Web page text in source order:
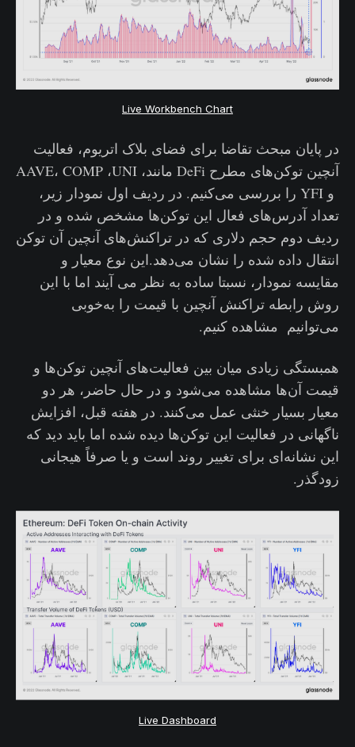
Live Workbench Chart
در پایان مبحث تقاضا برای فضای بلاک اتریوم، فعالیت
آنچین توکن‌های مطرح DeFi مانند، AAVE، COMP ،UNI
و YFI را بررسی می‌کنیم. در ردیف اول نمودار زیر،
تعداد آدرس‌های فعال این توکن‌ها مشخص شده و در
ردیف دوم حجم دلاری که در تراکنش‌های آنچین آن توکن
انتقال داده شده را نشان می‌دهد.این نوع معیار و
مقایسه نمودار، نسبتا ساده به نظر می آیند اما با این
روش رابطه تراکنش آنچین با قیمت را به‌خوبی
می‌توانیم مشاهده کنیم.
همبستگی زیادی میان بین فعالیت‌های آنچین توکن‌ها و
قیمت آن‌ها مشاهده می‌شود و در حال حاضر، هر دو
معیار بسیار خنثی عمل می‌کنند. در هفته قبل، افزایش
ناگهانی در فعالیت این توکن‌ها دیده شده اما باید دید که
این نشانه‌ای برای تغییر روند است و یا صرفاً هیجانی
زودگذر.
Live Dashboard